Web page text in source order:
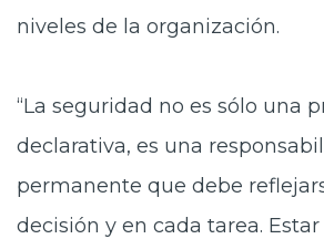
niveles de la organización.
“La seguridad no es sólo una
declarativa, es una
permanente que debe
decisión y en cada tarea.